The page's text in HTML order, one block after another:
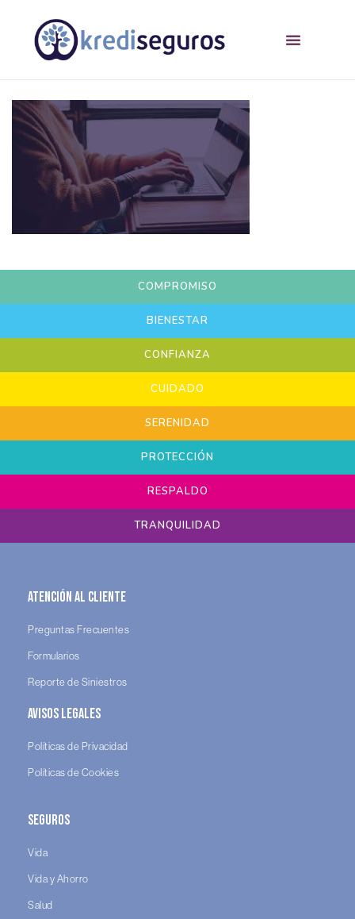
COMPROMISO
BIENESTAR
CONFIANZA
CUIDADO
SERENIDAD
PROTECCIÓN
RESPALDO
TRANQUILIDAD
Atención al Cliente
Preguntas Frecuentes
Formularios
Reporte de Siniestros
Avisos legales
Políticas de Privacidad
Políticas de Cookies
Seguros
Vida
Vida y Ahorro
Salud